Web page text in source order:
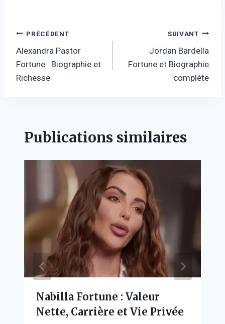
Navigation
de
l’article
PRÉCÉDENT
Alexandra Pastor
Fortune : Biographie et
Richesse
SUIVANT
Jordan Bardella
Fortune et Biographie
complète
Publications similaires
Nabilla Fortune : Valeur
Nette, Carrière et Vie Privée